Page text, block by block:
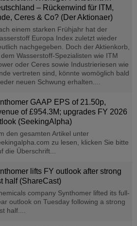
– Rückenwind für ITM,
Ceres & Co? (Der Aktionaer)
einem starken Frühjahr hat der
Europa Index zuletzt wieder
nachgegeben. Doch der Aktienkorb,
dem Wasserstoff-Spezialisten wie ITM
oder Ceres sowie Industrieriesen wie
vertreten sind, könnte womöglich bald
neuen Schwung erhalten....
GAAP EPS of 21.50p,
of £954.3M; upgrades FY 2026
(SeekingAlpha)
den gesamten Artikel unter
zu lesen, klicken Sie bitte
die Überschrift...
lifts FY outlook after strong
half (ShareCast)
company Synthomer lifted its full-
outlook on Tuesday following a strong
half....